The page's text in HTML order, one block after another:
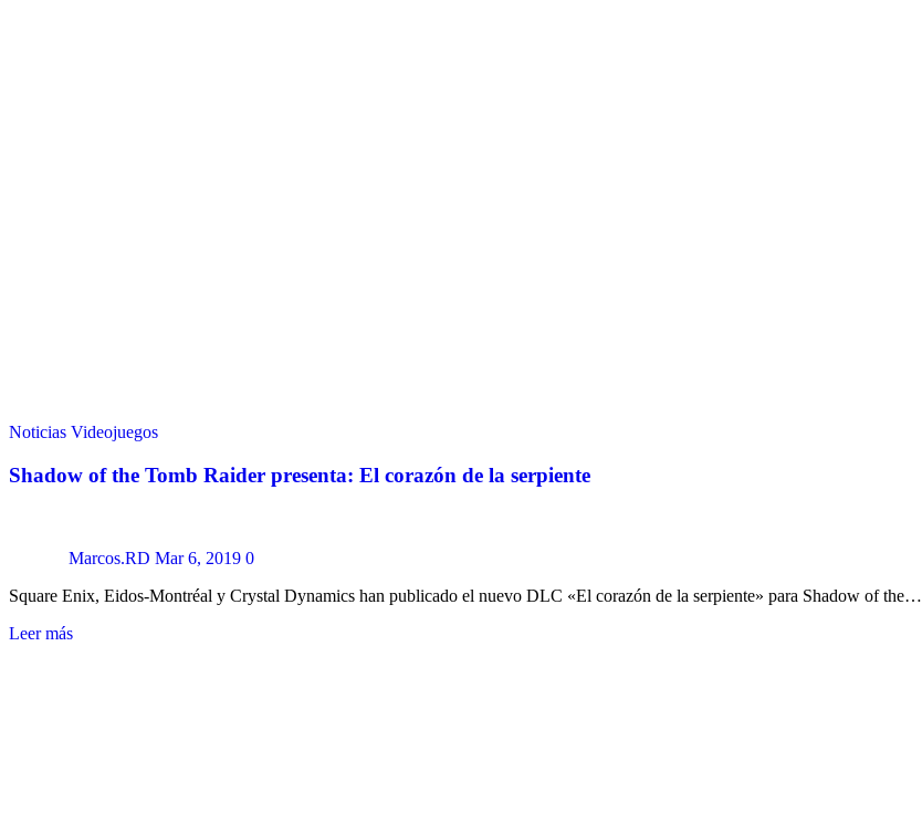
Noticias Videojuegos
Shadow of the Tomb Raider presenta: El corazón de la serpiente
Marcos.RD Mar 6, 2019 0
Square Enix, Eidos-Montréal y Crystal Dynamics han publicado el nuevo DLC «El corazón de la serpiente» para Shadow of the…
Leer más